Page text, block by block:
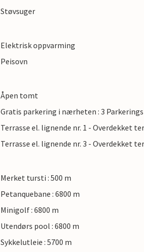
Støvsuger
Elektrisk oppvarming
Peisovn
Åpen tomt
Gratis parkering i nærheten : 3
Terrasse el. lignende nr. 1 - Overdekket
Terrasse el. lignende nr. 3 - Overdekket
Merket tursti : 500 m
Petanquebane : 6800 m
Minigolf : 6800 m
Utendørs pool : 6800 m
Sykkelutleie : 5700 m